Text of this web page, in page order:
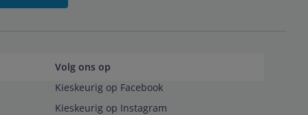
Volg ons op
Kieskeurig op Facebook
Kieskeurig op Instagram